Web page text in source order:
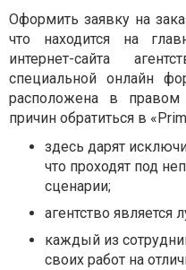
Оформить заявку на
что находится на
интернет-сайта
специальной онлайн
расположена в
причин обратиться в
здесь дарят
что проходят под
сценарии;
агентство
каждый из
своих работ на